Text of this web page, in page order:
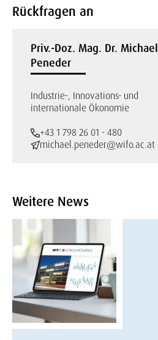
Rückfragen an
Priv.-Doz. Mag. Dr. Michael
Peneder
Industrie-, Innovations- und
internationale Ökonomie
+43 1 798 26 01 - 480
michael.peneder@wifo.ac.at
Weitere News